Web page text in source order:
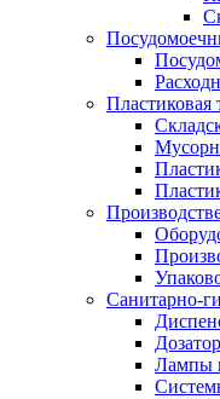
Пластиковая
Санитарно-
Лампы